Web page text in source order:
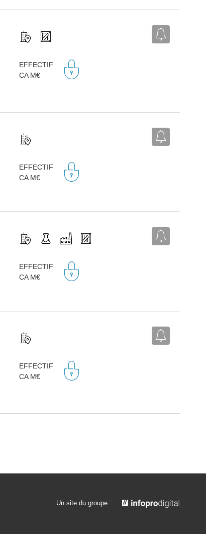
EFFECTIF
CA M€
EFFECTIF
CA M€
EFFECTIF
CA M€
EFFECTIF
CA M€
Un site du groupe :